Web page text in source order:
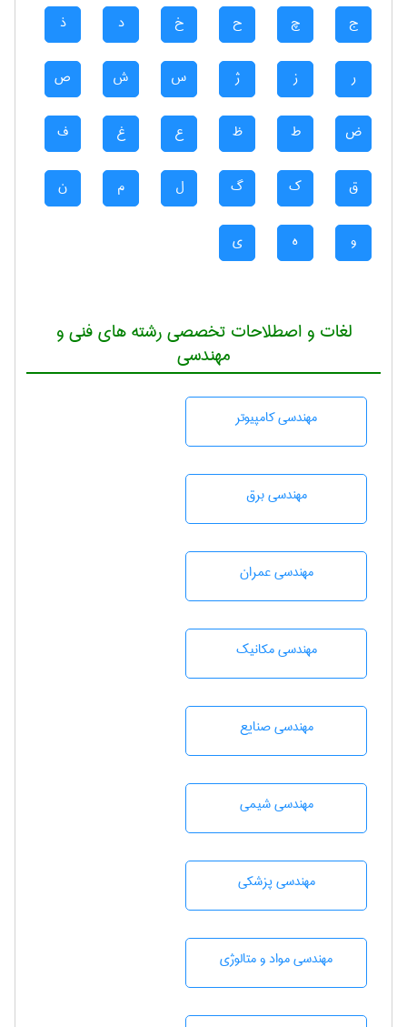
ج چ ح خ د ذ
ر ز ژ س ش ص
ض ط ظ ع غ ف
ق ک گ ل م ن
و ه ی
لغات و اصطلاحات تخصصی رشته های فنی و
مهندسی
مهندسی كامپيوتر
مهندسی برق
مهندسی عمران
مهندسی مکانیک
مهندسی صنايع
مهندسي شيمی
مهندسی پزشکی
مهندسی مواد و متالوژی